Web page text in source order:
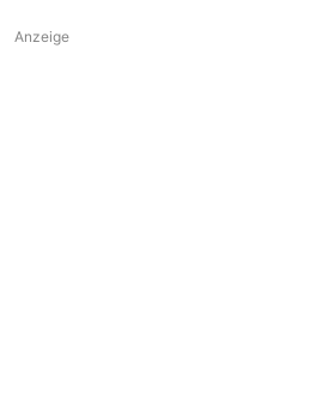
Anzeige